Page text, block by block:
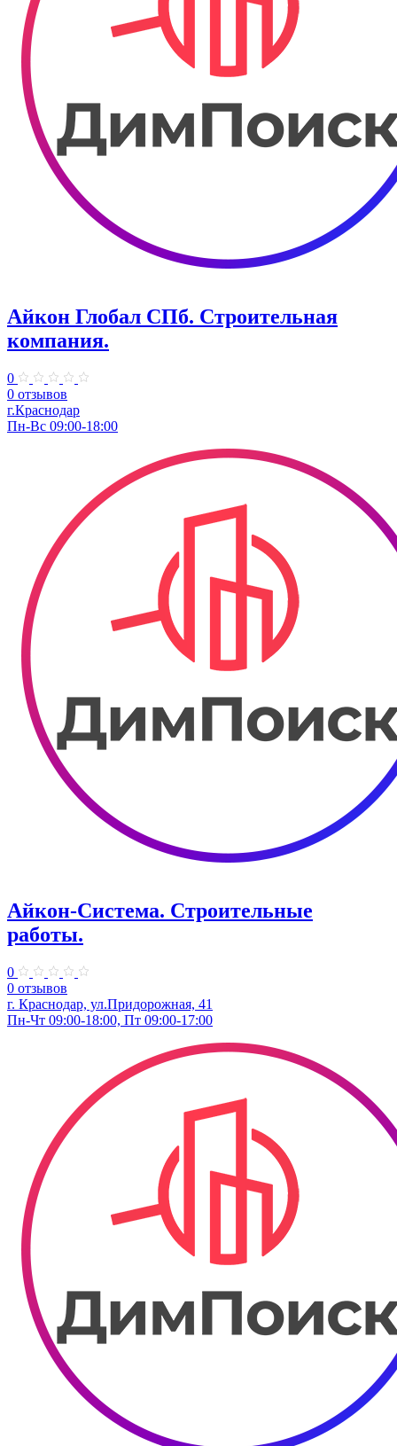
Айкон Глобал СПб. Строительная
компания.
0
0 отзывов
г.Краснодар
Пн-Вс 09:00-18:00
Айкон-Система. Строительные
работы.
0
0 отзывов
г. Краснодар, ул.Придорожная, 41
Пн-Чт 09:00-18:00, Пт 09:00-17:00